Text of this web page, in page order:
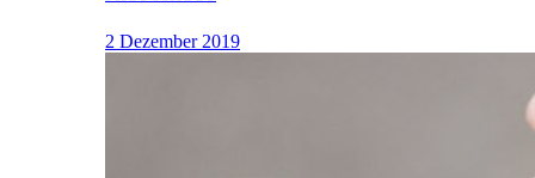
2 Dezember 2019